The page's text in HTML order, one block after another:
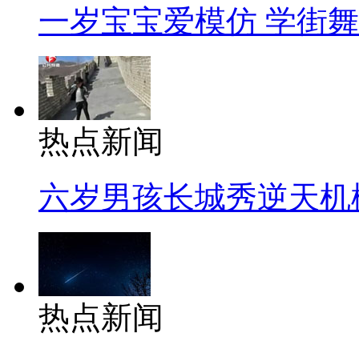
一岁宝宝爱模仿 学街
热点新闻
六岁男孩长城秀逆天机
热点新闻